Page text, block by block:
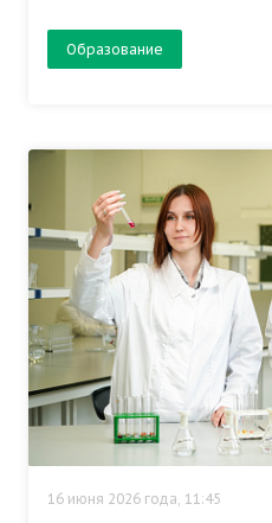
Образование
16 июня 2026 года, 11:45